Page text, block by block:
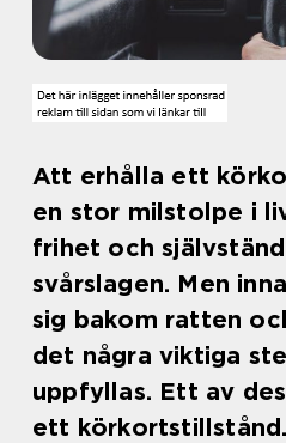
Att erhålla ett
en stor milstolpe i
frihet och
svårslagen. Men
sig bakom ratten
det några viktiga
uppfyllas. Ett av
ett